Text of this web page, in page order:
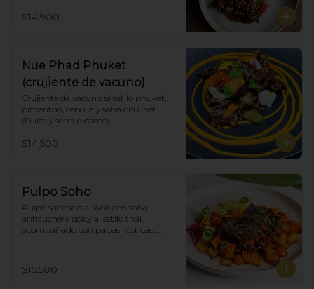
$14.900
Nue Phad Phuket
(crujiente de vacuno)
Crujiente de vacuno al estilo phuket,
pimentón, cebolla y salsa del Chef
(Dulce y semi picante)
$14.500
Pulpo Soho
Pulpo salteado al wok con salsa
anticuchera spicy al estilo thai,
acompañado con papas rústicas,
$15.500